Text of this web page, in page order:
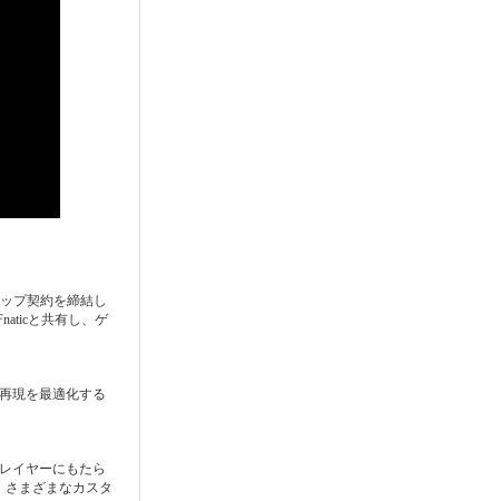
プ契約を締結し
と共有し、ゲ
現を最適化する
イヤーにもたら
まざまなカスタ